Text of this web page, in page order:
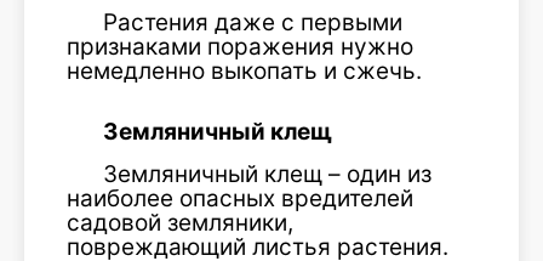
Растения даже с первыми
признаками поражения нужно
немедленно выкопать и сжечь.
Земляничный клещ
Земляничный клещ – один из
наиболее опасных вредителей
садовой земляники,
повреждающий листья растения.